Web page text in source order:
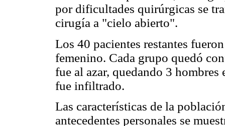
por dificultades quirúrgicas se
cirugía a "cielo abierto".
Los 40 pacientes restantes
femenino. Cada grupo quedó
fue al azar, quedando 3
fue infiltrado.
Las características de la
antecedentes personales se